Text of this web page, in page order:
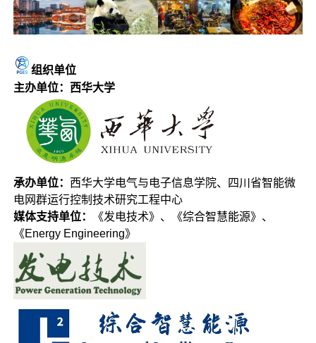
组织单位
主办单位：西华大学
承办单位： 西华大学电气与电子信息学院、四川省智能微
电网群运行控制技术研究工程中心
媒体支持单位：
《发电技术》、《综合智慧能源》、
《Energy Engineering》